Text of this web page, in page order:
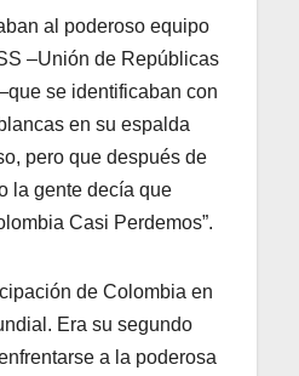
al poderoso equipo
–Unión de Repúblicas
se identificaban con
en su espalda
pero que después de
la gente decía que
Casi Perdemos”.
de Colombia en
Era su segundo
a la poderosa